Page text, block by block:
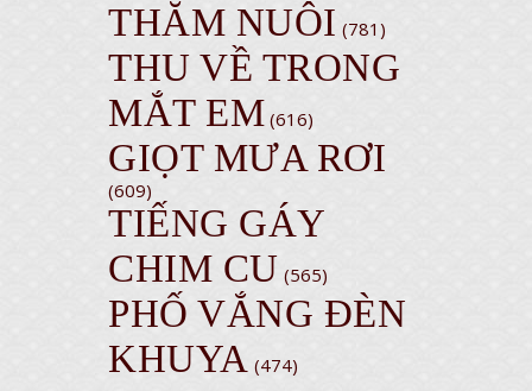
THĂM NUÔI (781)
THU VỀ TRONG
MẮT EM (616)
GIỌT MƯA RƠI
(609)
TIẾNG GÁY
CHIM CU (565)
PHỐ VẮNG ĐÈN
KHUYA (474)